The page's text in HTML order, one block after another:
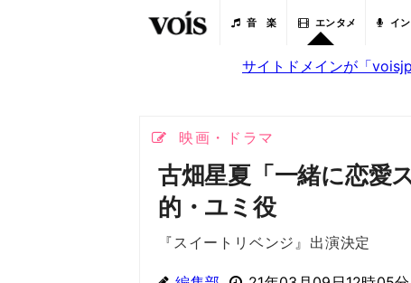
音 楽 エンタメ イ
サイトドメインが「
映画・ドラマ
古畑星夏「一緒に恋愛
的・ユミ役
『スイートリベンジ』出演決定